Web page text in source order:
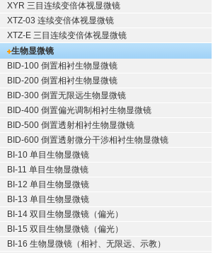
XYR 三目连续变倍体视显微镜
XTZ-03 连续变倍体视显微镜
XTZ-E 三目连续变倍体视显微镜
生物显微镜
BID-100 倒置相衬生物显微镜
BID-200 倒置相衬生物显微镜
BID-300 倒置无限远生物显微镜
BID-400 倒置偏光调制相衬生物显微镜
BID-500 倒置透射相衬生物显微镜
BID-600 倒置透射微分干涉相衬生物显微镜
BI-10 单目生物显微镜
BI-11 单目生物显微镜
BI-12 单目生物显微镜
BI-13 单目生物显微镜
BI-14 双目生物显微镜（偏光）
BI-15 双目生物显微镜（偏光）
BI-16 生物显微镜（相衬、无限远、示教）